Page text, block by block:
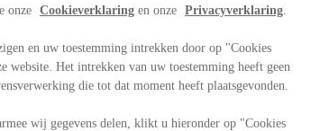
onze
Cookieverklaring en onze Privacyverklaring.
en uw toestemming intrekken door op "Cookies
website. Het intrekken van uw toestemming heeft geen
die tot dat moment heeft plaatsgevonden.
wij gegevens delen, klikt u hieronder op "Cookies